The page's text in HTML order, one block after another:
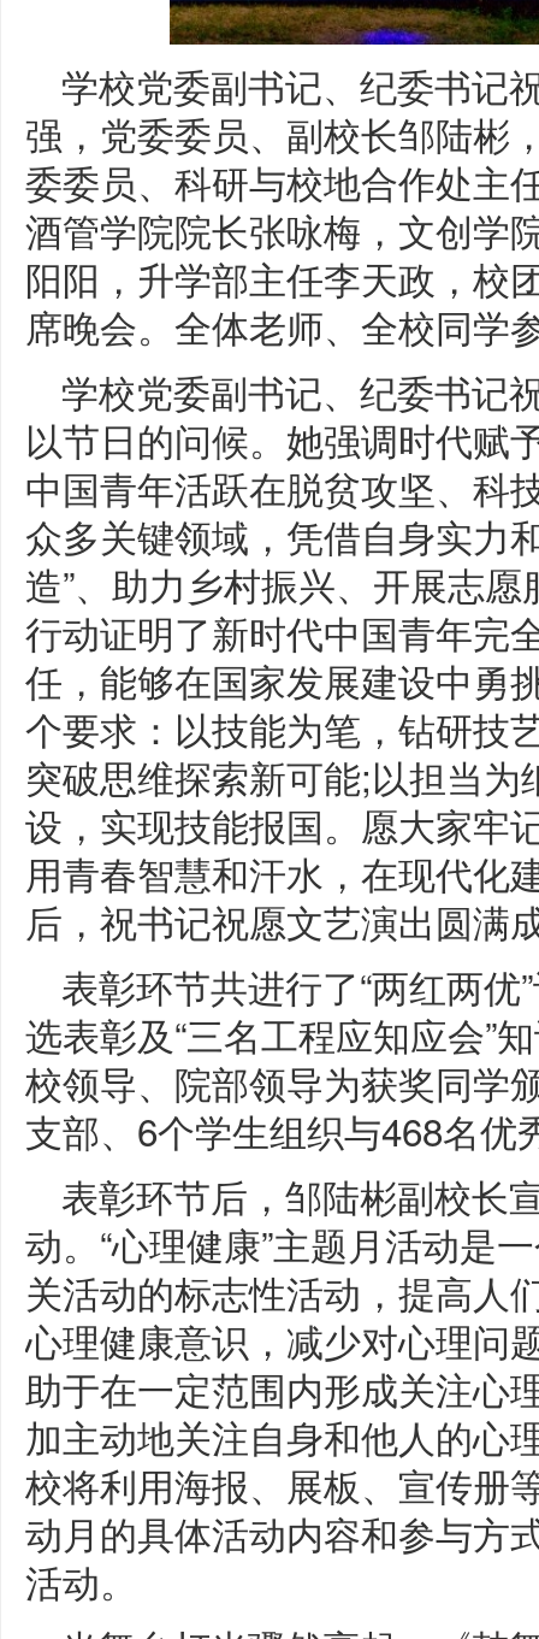
学校党委副书记、纪委书记
强，党委委员、副校长邹陆彬
委委员、科研与校地合作处主
酒管学院院长张咏梅，文创学
阳阳，升学部主任李天政，校
席晚会。全体老师、全校同学
学校党委副书记、纪委书记
以节日的问候。她强调时代赋
中国青年活跃在脱贫攻坚、科
众多关键领域，凭借自身实力
造”、助力乡村振兴、开展志
行动证明了新时代中国青年完
任，能够在国家发展建设中勇
个要求：以技能为笔，钻研技
突破思维探索新可能;以担当
设，实现技能报国。愿大家牢
用青春智慧和汗水，在现代化
后，祝书记祝愿文艺演出圆满
表彰环节共进行了“两红两优
选表彰及“三名工程应知应会”
校领导、院部领导为获奖同学
支部、6个学生组织与468名优
表彰环节后，邹陆彬副校长
动。“心理健康”主题月活动是
关活动的标志性活动，提高人
心理健康意识，减少对心理问
助于在一定范围内形成关注心
加主动地关注自身和他人的心
校将利用海报、展板、宣传册
动月的具体活动内容和参与方
活动。